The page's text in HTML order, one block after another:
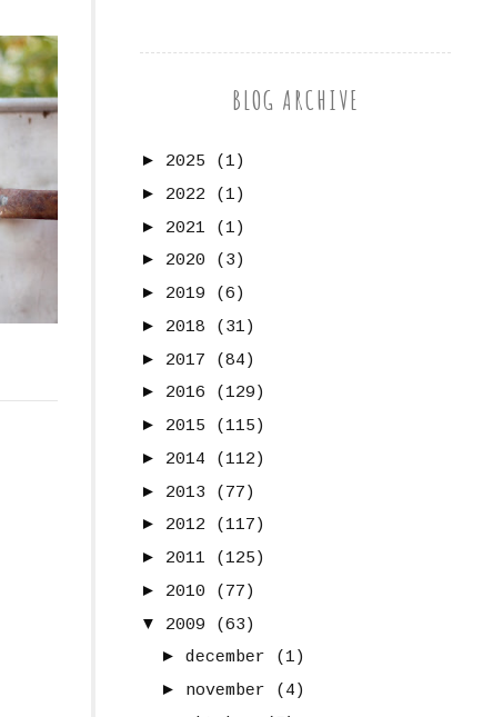
BLOG ARCHIVE
► 2025
(1)
► 2022
(1)
► 2021
(1)
► 2020
(3)
► 2019
(6)
► 2018
(31)
► 2017
(84)
► 2016
(129)
► 2015
(115)
► 2014
(112)
► 2013
(77)
► 2012
(117)
► 2011
(125)
► 2010
(77)
▼
2009
(63)
► december
(1)
► november
(4)